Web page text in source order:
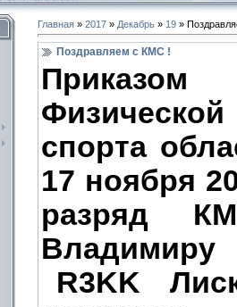
Главная » 2017 » Декабрь » 19 »
Поздравляем с КМС !
спорта
17 ноября
разряд
R3KK